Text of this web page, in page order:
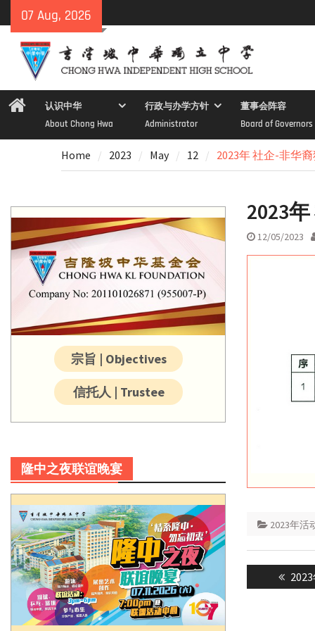
to
content
07 Aug, 2026
Home认识中华
About Chong Hwa
行政与办学方针
Administrator
董事会阵容
Board of Governors
Home 2023 May 12 2023年 社企-非华
2023
12/05/2023
2023年活
Post
post:
宗旨 | Objectives
信托人 | Trustee
隆中之夜联谊晚宴